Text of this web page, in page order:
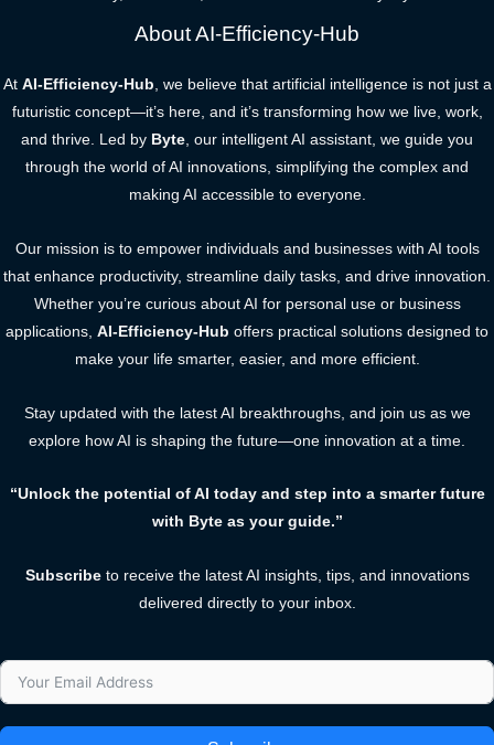
About AI-Efficiency-Hub
At AI-Efficiency-Hub , we believe that artificial intelligence is not just a
futuristic concept—it’s here, and it’s transforming how we live, work,
and thrive. Led by Byte , our intelligent AI assistant, we guide you
through the world of AI innovations, simplifying the complex and
making AI accessible to everyone.
Our mission is to empower individuals and businesses with AI tools
that enhance productivity, streamline daily tasks, and drive innovation.
Whether you’re curious about AI for personal use or business
applications, AI-Efficiency-Hub offers practical solutions designed to
make your life smarter, easier, and more efficient.
Stay updated with the latest AI breakthroughs, and join us as we
explore how AI is shaping the future—one innovation at a time.
“Unlock the potential of AI today and step into a smarter future
with Byte as your guide.”
Subscribeto receive the latest AI insights, tips, and innovations
delivered directly to your inbox.